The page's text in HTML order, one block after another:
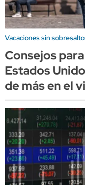
Vacaciones sin
Consejos
Estados
de más en el